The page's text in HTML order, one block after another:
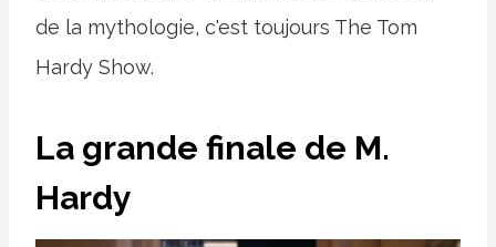
de la mythologie, c'est toujours The Tom
Hardy Show.
La grande finale de M.
Hardy